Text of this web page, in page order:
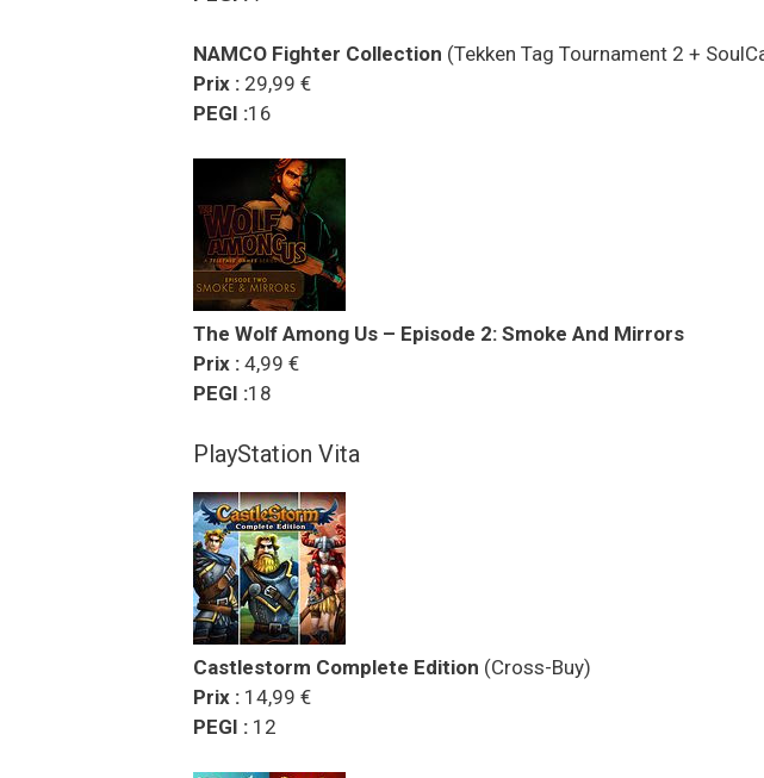
NAMCO Fighter Collection (Tekken Tag Tournament 2 +
Prix : 29,99 €
PEGI :16
The Wolf Among Us – Episode 2: Smoke And Mirrors
Prix : 4,99 €
PEGI :18
PlayStation Vita
Castlestorm Complete Edition (Cross-Buy)
Prix : 14,99 €
PEGI : 12